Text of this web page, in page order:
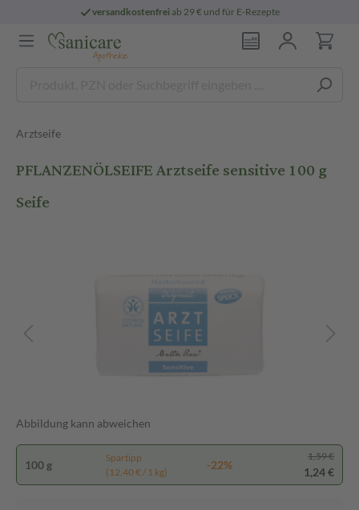
versandkostenfreiab 29 € und für E-Rezepte
Arztseife
PFLANZENÖLSEIFE Arztseife sensitive 100 g
Seife
Abbildung kann abweichen
100 g
Spartipp
(12,40 € / 1 kg)
-22%
1,59 €
1,24 €